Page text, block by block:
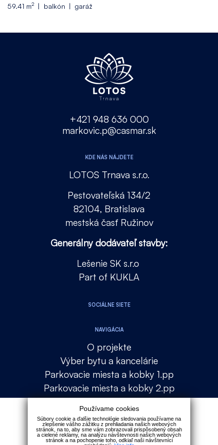
59.41 m2 balkón garáž
+421 948 636 000
markovic.p@casmar.sk
KDE NÁS NÁJDETE
LOTOS Trnava s.r.o.
Pestovateľská 134/2
82104, Bratislava
mestská časť Ružinov
Generálny dodávateľ stavby:
Lešenie SK s.r.o
Part of KUKLA
SOCIÁLNE SIETE
NAVIGÁCIA
O projekte
Výber bytu a kancelárie
Parkovacie miesta a kobky 1.pp
Parkovacie miesta a kobky 2.pp
Lokalita
Financovanie
Galéria
Používame cookies
Súbory cookie a ďalšie technológie sledovania používame na
zlepšenie vášho zážitku z prehliadania našich webových
stránok, na to, aby sme vám zobrazovali prispôsobený obsah
a cielené reklamy, na analýzu návštevnosti našich webových
stránok a na pochopenie toho, odkiaľ naši návštevníci